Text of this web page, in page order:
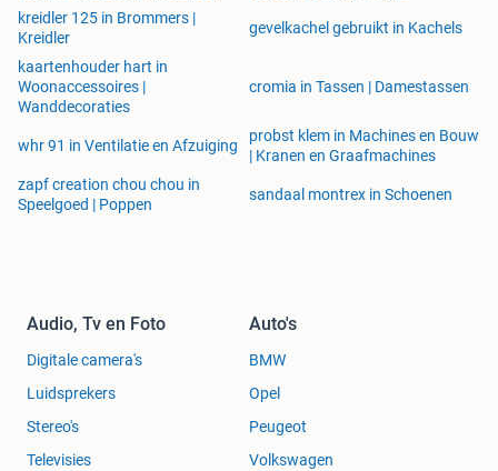
kreidler 125 in Brommers |
Kreidler
gevelkachel gebruikt in Kachels
kaartenhouder hart in
Woonaccessoires |
Wanddecoraties
cromia in Tassen | Damestassen
whr 91 in Ventilatie en Afzuiging
probst klem in Machines en Bouw
| Kranen en Graafmachines
zapf creation chou chou in
Speelgoed | Poppen
sandaal montrex in Schoenen
Audio, Tv en Foto
Digitale camera's
Luidsprekers
Stereo's
Televisies
Auto's
BMW
Opel
Peugeot
Volkswagen